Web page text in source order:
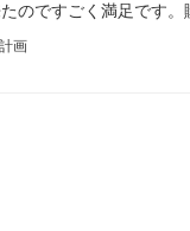
のですごく満足です。
画